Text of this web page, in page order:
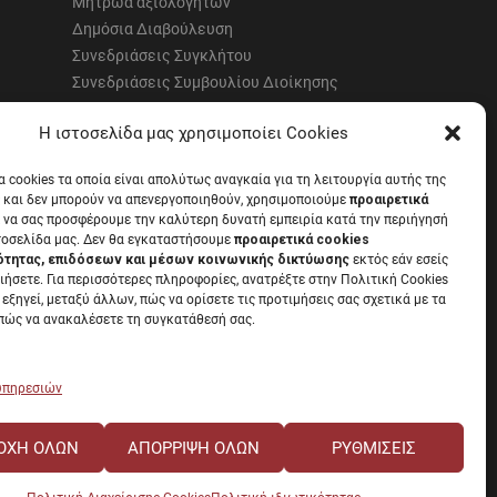
Η ιστοσελίδα μας χρησιμοποίει Cookies
cookies τα οποία είναι απολύτως αναγκαία για τη λειτουργία αυτής της
και δεν μπορούν να απενεργοποιηθούν, χρησιμοποιούμε προαιρετικά
να σας προσφέρουμε την καλύτερη δυνατή εμπειρία κατά την περιήγησή
μας. Δεν θα εγκαταστήσουμε προαιρετικά cookies
επιδόσεων και μέσων κοινωνικής δικτύωσης εκτός εάν εσείς
Για περισσότερες πληροφορίες, ανατρέξτε στην Πολιτική Cookies
μεταξύ άλλων, πώς να ορίσετε τις προτιμήσεις σας σχετικά με τα
να ανακαλέσετε τη συγκατάθεσή σας.
ΌΛΩΝ ΑΠΌΡΡΙΨΗ ΌΛΩΝ ΡΥΘΜΊΣΕΙΣ
Δημόσια Διαβούλευση
Συνεδριάσεις Συγκλήτου
Συνεδριάσεις Συμβουλίου Διοίκησης
με τηνΝομοθεσία